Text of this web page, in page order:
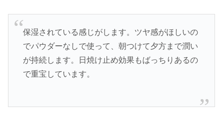
保湿されている感じがします。ツヤ感がほしいの
でパウダーなしで使って、朝つけて夕方まで潤い
が持続します。日焼け止め効果もばっちりあるの
で重宝しています。